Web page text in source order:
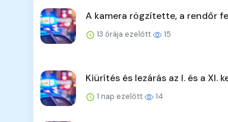
A kamera rögzítette, a rendőr
13 órája ezelőtt 15
Kiürítés és lezárás az I. és a XI.
1 nap ezelőtt 14